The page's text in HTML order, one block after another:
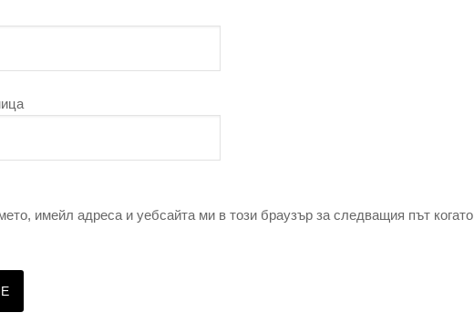
имейл адреса и уебсайта ми в този браузър за следващия път когато